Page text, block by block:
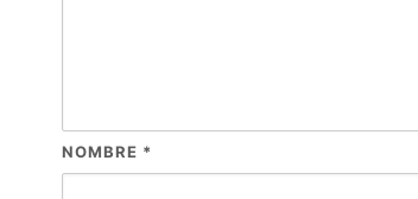
NOMBRE *